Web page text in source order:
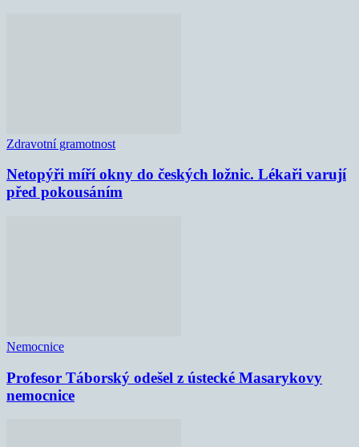
Zdravotní gramotnost
Netopýři míří okny do českých ložnic. Lékaři varují
před pokousáním
Nemocnice
Profesor Táborský odešel z ústecké Masarykovy
nemocnice